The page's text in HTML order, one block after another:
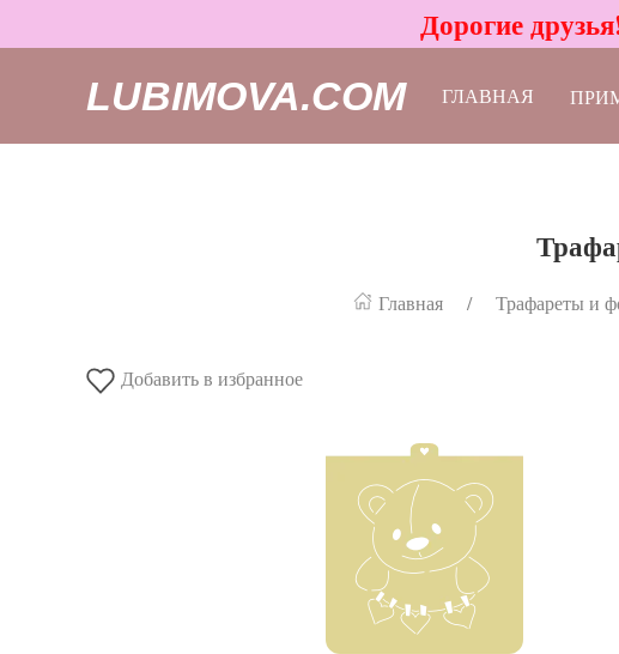
Дорогие
LUBIMOVA.COM ГЛАВНАЯ
Главная Трафареты и
Добавить в избранное